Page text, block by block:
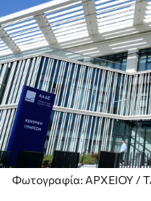
Φωτογραφία: ΑΡΧΕΙΟΥ /